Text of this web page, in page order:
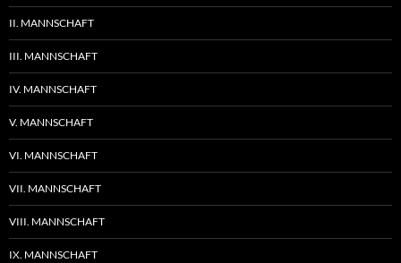
II. MANNSCHAFT
III. MANNSCHAFT
IV. MANNSCHAFT
V. MANNSCHAFT
VI. MANNSCHAFT
VII. MANNSCHAFT
VIII. MANNSCHAFT
IX. MANNSCHAFT